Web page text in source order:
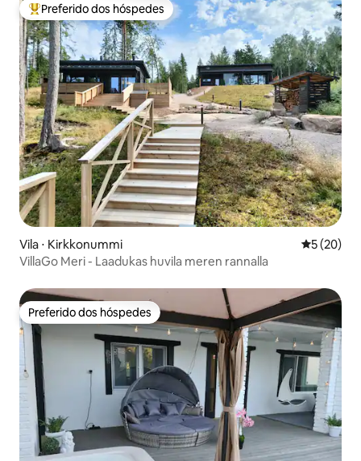
Entre os melhores preferidos dos hóspedes
Preferido dos hóspedes
Vila ⋅ Kirkkonummi 5 de uma
5 (20)
VillaGo Meri - Laadukas huvila meren rannalla
Preferido dos hóspedes
Preferido dos hóspedes